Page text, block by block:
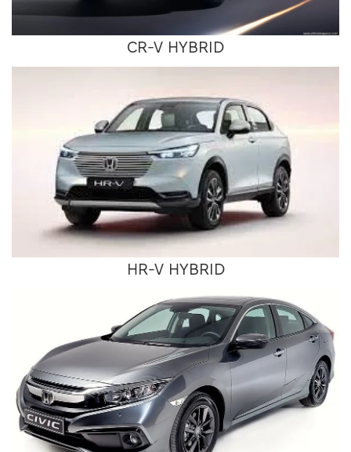
CR-V HYBRID
HR-V HYBRID